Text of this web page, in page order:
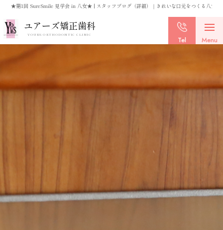
★第1回 SureSmile 見学会 in 八女★ | スタッフブログ（詳細）｜きれいな口元をつくる八女市
ユアーズ矯正歯科
YOURS ORTHODONTIC CLINIC
Tel Menu